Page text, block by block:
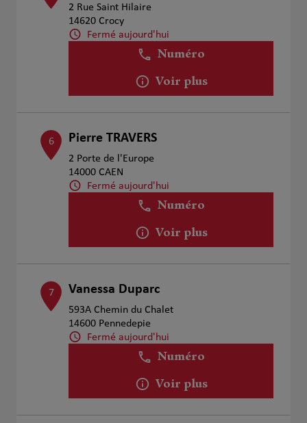
2 Rue Saint Hilaire
14620 Crocy
Fermé aujourd'hui
Numéro
Voir plus
6 Pierre TRAVERS
2 Porte de l'Europe
14000 CAEN
Fermé aujourd'hui
Numéro
Voir plus
7 Vanessa Duparc
593A Chemin du Chalet
14600 Pennedepie
Fermé aujourd'hui
Numéro
Voir plus